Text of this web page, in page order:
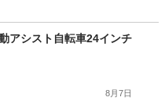
アシスト自転車24インチ
8月7日